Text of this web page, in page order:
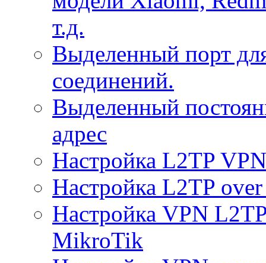
т.д.
Выделенный порт
соединений.
Выделенный
адрес
Настройка L2TP
Настройка L2TP
Настройка VPN
MikroTik